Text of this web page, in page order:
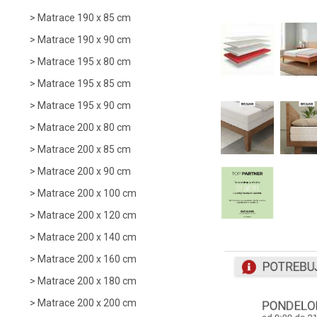
Matrace 190 x 85 cm
Matrace 190 x 90 cm
Matrace 195 x 80 cm
Matrace 195 x 85 cm
Matrace 195 x 90 cm
Matrace 200 x 80 cm
Matrace 200 x 85 cm
Matrace 200 x 90 cm
Matrace 200 x 100 cm
Matrace 200 x 120 cm
Matrace 200 x 140 cm
Matrace 200 x 160 cm
Matrace 200 x 180 cm
Matrace 200 x 200 cm